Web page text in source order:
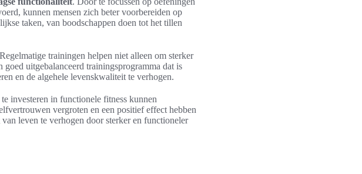
kunnen mensen zich beter voorbereiden op
taken, van boodschappen doen tot het tillen
trainingen helpen niet alleen om sterker
uitgebalanceerd trainingsprogramma dat is
en de algehele levenskwaliteit te verhogen.
investeren in functionele fitness kunnen
vergroten en een positief effect hebben
leven te verhogen door sterker en functioneler